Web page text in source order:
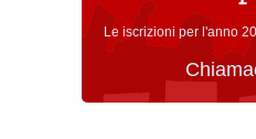
Le iscrizioni per l'anno